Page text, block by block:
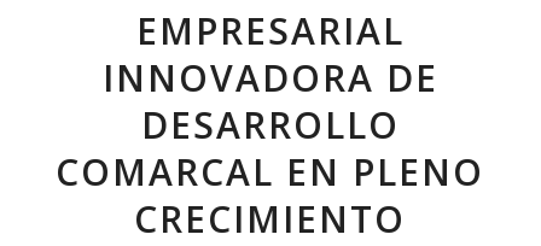
EMPRESARIAL
INNOVADORA DE
DESARROLLO
COMARCAL EN PLENO
CRECIMIENTO